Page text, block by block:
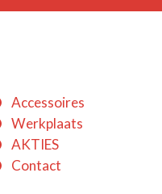
Accessoires
Werkplaats
AKTIES
Contact